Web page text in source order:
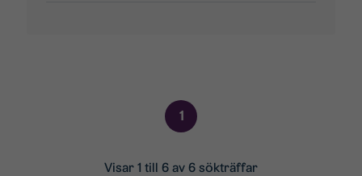
1
Visar 1 till 6 av 6 sökträffar